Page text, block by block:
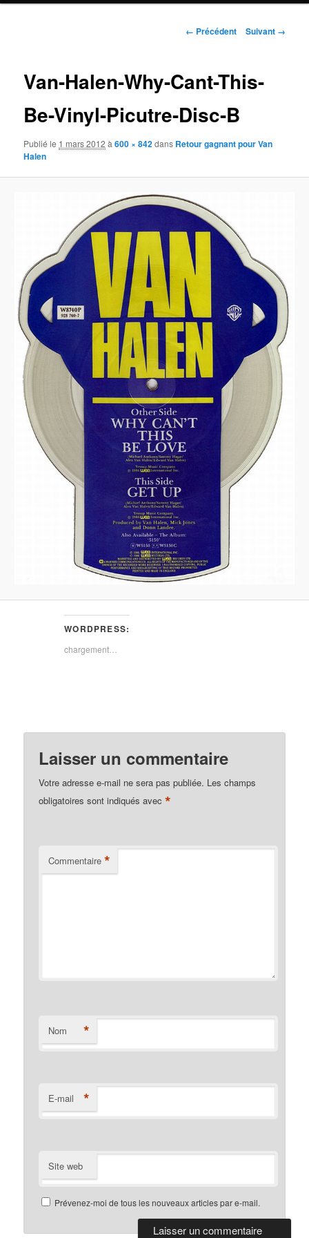
Navigation
← Précédent Suivant →
Van-Halen-Why-Cant-This-
Be-Vinyl-Picutre-Disc-B
Publié le 1 mars 2012 à600 × 842dans Retour gagnant pour Van
Halen
WORDPRESS:
chargement…
Laisser un commentaire
Votre adresse e-mail ne sera pas publiée. Les champs
obligatoires sont indiqués avec*
Commentaire *
Nom *
E-mail *
Site web
Prévenez-moi de tous les nouveaux articles par e-mail.